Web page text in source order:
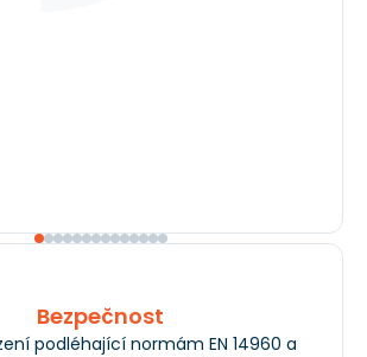
Bezpečnost
podléhající normám EN 14960 a